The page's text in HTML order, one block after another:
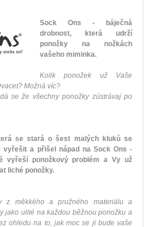
Sock Ons - báječná
drobnost, která udrží
ponožky na nožkách
vašeho miminka.
Kolik ponožek už Vaše
Možná víc?
se že všechny ponožky zústrávaj po
se stará o šest malých kluků se
vyřešit a přišel nápad na Sock Ons -
vyřeší ponožkový problém a Vy už
liché ponožky.
z měkkého a pružného materiálu a
jako ulité na každou běžnou ponožku a
ohledu na to, jak moc se ji bude vaše